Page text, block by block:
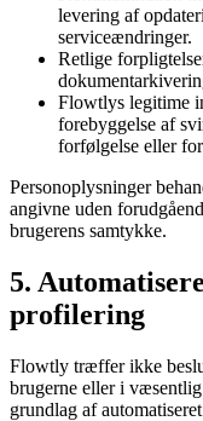
levering af
serviceændringer.
Retlige
Flowtlys legitime
forebyggelse af
forfølgelse eller
Personoplysninger
angivne uden
brugerens samtykke.
5.
profilering
Flowtly træffer ikke
brugerne eller i
grundlag af